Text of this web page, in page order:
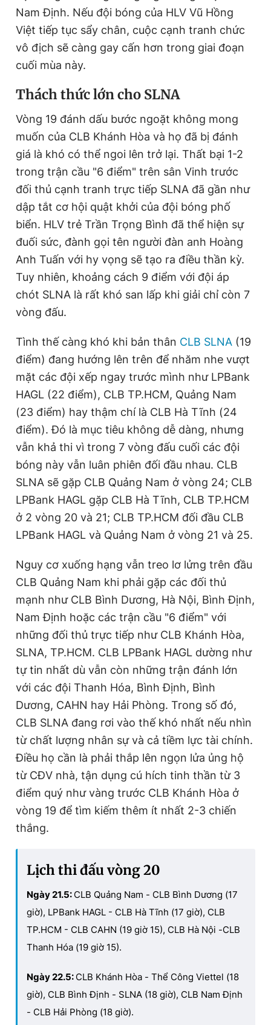
Nam Định. Nếu đội bóng của HLV Vũ Hồng
Việt tiếp tục sẩy chân, cuộc cạnh tranh chức
vô địch sẽ càng gay cấn hơn trong giai đoạn
cuối mùa này.
Thách thức lớn cho SLNA
Vòng 19 đánh dấu bước ngoặt không mong
muốn của CLB Khánh Hòa và họ đã bị đánh
giá là khó có thể ngoi lên trở lại. Thất bại 1-2
trong trận cầu "6 điểm" trên sân Vinh trước
đối thủ cạnh tranh trực tiếp SLNA đã gần như
dập tắt cơ hội quật khởi của đội bóng phố
biển. HLV trẻ Trần Trọng Bình đã thể hiện sự
đuối sức, đành gọi tên người đàn anh Hoàng
Anh Tuấn với hy vọng sẽ tạo ra điều thần kỳ.
Tuy nhiên, khoảng cách 9 điểm với đội áp
chót SLNA là rất khó san lấp khi giải chỉ còn 7
vòng đấu.
Tình thế càng khó khi bản thân CLB SLNA (19
điểm) đang hướng lên trên để nhăm nhe vượt
mặt các đội xếp ngay trước mình như LPBank
HAGL (22 điểm), CLB TP.HCM, Quảng Nam
(23 điểm) hay thậm chí là CLB Hà Tĩnh (24
điểm). Đó là mục tiêu không dễ dàng, nhưng
vẫn khả thi vì trong 7 vòng đấu cuối các đội
bóng này vẫn luân phiên đối đầu nhau. CLB
SLNA sẽ gặp CLB Quảng Nam ở vòng 24; CLB
LPBank HAGL gặp CLB Hà Tĩnh, CLB TP.HCM
ở 2 vòng 20 và 21; CLB TP.HCM đối đầu CLB
LPBank HAGL và Quảng Nam ở vòng 21 và 25.
Nguy cơ xuống hạng vẫn treo lơ lửng trên đầu
CLB Quảng Nam khi phải gặp các đối thủ
mạnh như CLB Bình Dương, Hà Nội, Bình Định,
Nam Định hoặc các trận cầu "6 điểm" với
những đối thủ trực tiếp như CLB Khánh Hòa,
SLNA, TP.HCM. CLB LPBank HAGL dường như
tự tin nhất dù vẫn còn những trận đánh lớn
với các đội Thanh Hóa, Bình Định, Bình
Dương, CAHN hay Hải Phòng. Trong số đó,
CLB SLNA đang rơi vào thế khó nhất nếu nhìn
từ chất lượng nhân sự và cả tiềm lực tài chính.
Điều họ cần là phải thắp lên ngọn lửa ủng hộ
từ CĐV nhà, tận dụng cú hích tinh thần từ 3
điểm quý như vàng trước CLB Khánh Hòa ở
vòng 19 để tìm kiếm thêm ít nhất 2-3 chiến
thắng.
Lịch thi đấu vòng20
Ngày 21.5: CLB Quảng Nam - CLB Bình Dương (17
giờ), LPBank HAGL - CLB Hà Tĩnh (17 giờ), CLB
TP.HCM - CLB CAHN (19 giờ 15), CLB Hà Nội -CLB
Thanh Hóa (19 giờ 15).
Ngày 22.5: CLB Khánh Hòa - Thể Công Viettel (18
giờ), CLB Bình Định - SLNA (18 giờ), CLB Nam Định
- CLB Hải Phòng (18 giờ).